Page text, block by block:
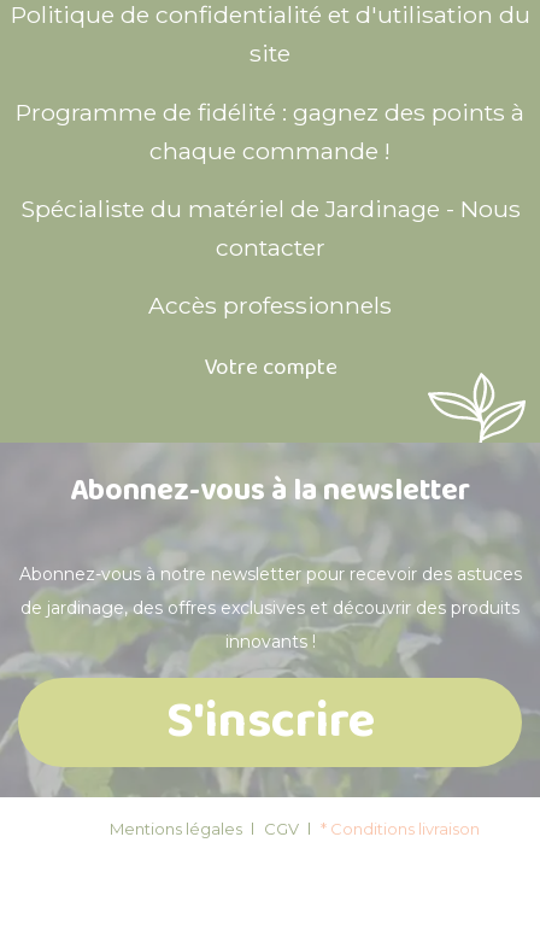
Politique de confidentialité et d'utilisation du
site
Programme de fidélité : gagnez des points à
chaque commande !
Spécialiste du matériel de Jardinage - Nous
contacter
Accès professionnels
Votre compte
Abonnez-vous à la newsletter
Abonnez-vous à notre newsletter pour recevoir des astuces
de jardinage, des offres exclusives et découvrir des produits
innovants !
S'inscrire
Mentions légales CGV * Conditions livraison